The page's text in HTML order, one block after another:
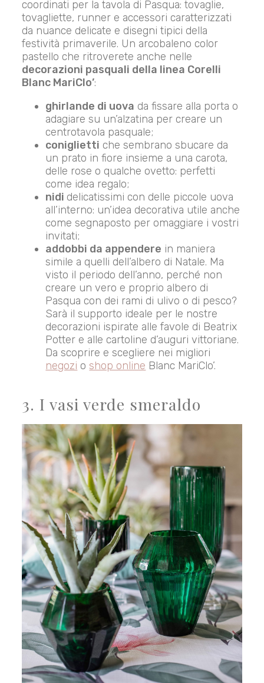
coordinati per la tavola di Pasqua: tovaglie,
tovagliette, runner e accessori caratterizzati
da nuance delicate e disegni tipici della
festività primaverile. Un arcobaleno color
pastello che ritroverete anche nelle
decorazioni pasquali della linea Corelli
Blanc MariClo’:
ghirlande di uova da fissare alla porta o
adagiare su un’alzatina per creare un
centrotavola pasquale;
coniglietti che sembrano sbucare da
un prato in fiore insieme a una carota,
delle rose o qualche ovetto: perfetti
come idea regalo;
nidi delicatissimi con delle piccole uova
all’interno: un’idea decorativa utile anche
come segnaposto per omaggiare i vostri
invitati;
addobbi da appendere in maniera
simile a quelli dell’albero di Natale. Ma
visto il periodo dell’anno, perché non
creare un vero e proprio albero di
Pasqua con dei rami di ulivo o di pesco?
Sarà il supporto ideale per le nostre
decorazioni ispirate alle favole di Beatrix
Potter e alle cartoline d’auguri vittoriane.
Da scoprire e scegliere nei migliori
negozi o shop online Blanc MariClo’.
3. I vasi verde smeraldo